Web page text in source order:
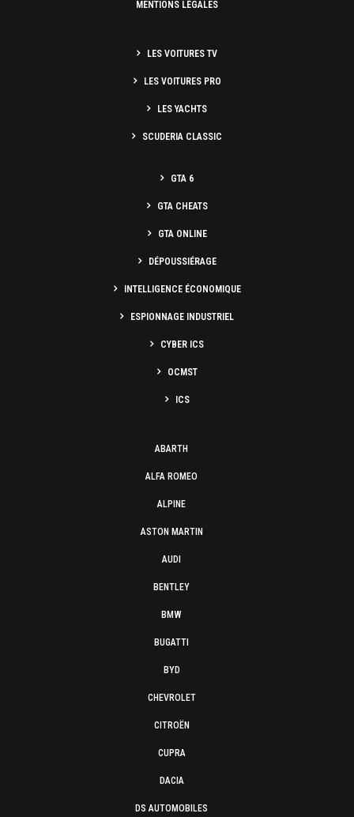
MENTIONS LÉGALES
LES VOITURES TV
LES VOITURES PRO
LES YACHTS
SCUDERIA CLASSIC
GTA 6
GTA CHEATS
GTA ONLINE
DÉPOUSSIÉRAGE
INTELLIGENCE ÉCONOMIQUE
ESPIONNAGE INDUSTRIEL
CYBER ICS
OCMST
ICS
ABARTH
ALFA ROMEO
ALPINE
ASTON MARTIN
AUDI
BENTLEY
BMW
BUGATTI
BYD
CHEVROLET
CITROËN
CUPRA
DACIA
DS AUTOMOBILES